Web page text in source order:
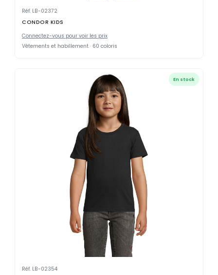
Réf. LB-02372
CONDOR KIDS
Connectez-vous pour voir les prix
Vêtements et habillement · 60 coloris
En stock
Réf. LB-02354